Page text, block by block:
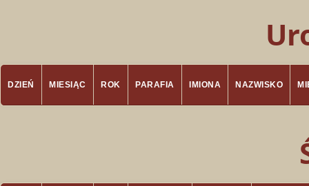
DZIEŃ MIESIĄC ROK PARAFIA IMIONA NAZWISKO